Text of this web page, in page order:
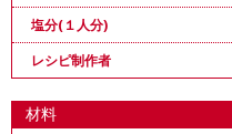
塩分(１人分)
レシピ制作者
材料